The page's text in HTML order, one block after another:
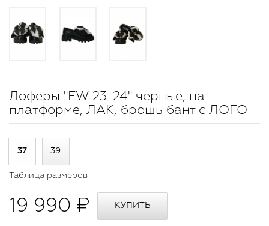
Лоферы "FW 23-24" черные, на
платформе, ЛАК, брошь бант с ЛОГО
37 39
Таблица размеров
19 990 ₽